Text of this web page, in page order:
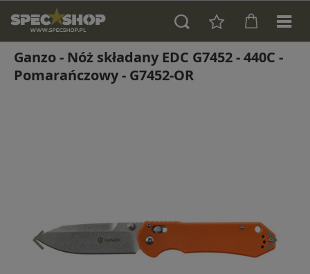
Ganzo - Nóż składany EDC G7452 - 440C -
Pomarańczowy - G7452-OR